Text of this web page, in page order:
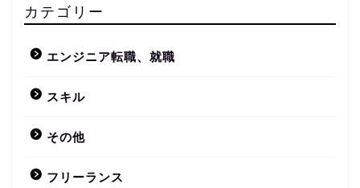
カテゴリー
エンジニア転職、就職
スキル
その他
フリーランス